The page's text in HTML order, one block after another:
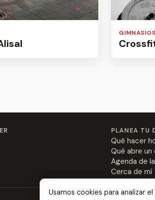
GIMNASIOS
PLANEA TU
Qué hacer
Qué abre un
Agenda de
Cerca de mí
Usamos cookies para analizar